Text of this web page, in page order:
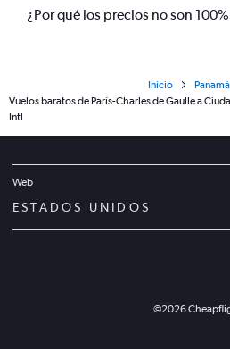
¿Por qué los precios no son
Inicio
Panamá
Vuelos baratos de París-Charles de Gaulle a
Intl
Web
ESTADOS UNIDOS
©2026